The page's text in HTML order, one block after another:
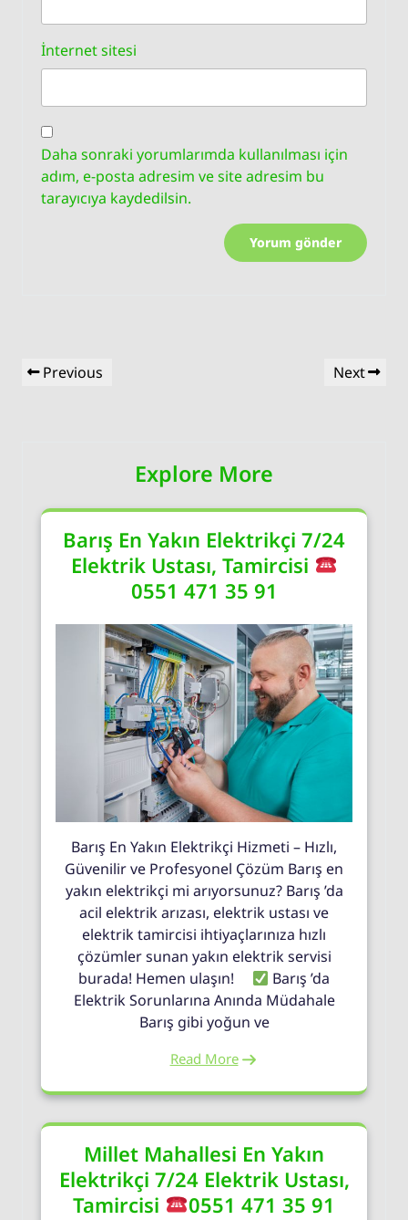
İnternet sitesi
Daha sonraki yorumlarımda kullanılması için
adım, e-posta adresim ve site adresim bu
tarayıcıya kaydedilsin.
Yazı
gezinmesi
Previous
Previous
Next
Next
Explore More
Barış En Yakın Elektrikçi 7/24
Elektrik Ustası, Tamircisi
0551 471 35 91
Barış En Yakın Elektrikçi Hizmeti – Hızlı,
Güvenilir ve Profesyonel Çözüm Barış en
yakın elektrikçi mi arıyorsunuz? Barış ’da
acil elektrik arızası, elektrik ustası ve
elektrik tamircisi ihtiyaçlarınıza hızlı
çözümler sunan yakın elektrik servisi
burada! Hemen ulaşın!
Barış ’da
Elektrik Sorunlarına Anında Müdahale
Barış gibi yoğun ve
Read More
Millet Mahallesi En Yakın
Elektrikçi 7/24 Elektrik Ustası,
Tamircisi
0551 471 35 91